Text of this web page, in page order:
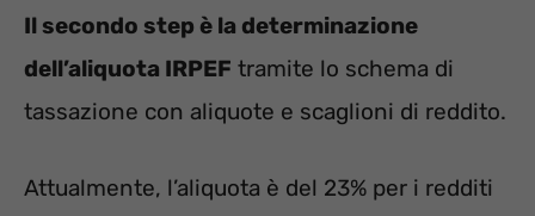
Il secondo step è la determinazione
dell’aliquota IRPEF tramite lo schema di
tassazione con aliquote e scaglioni di reddito.
Attualmente, l’aliquota è del 23% per i redditi